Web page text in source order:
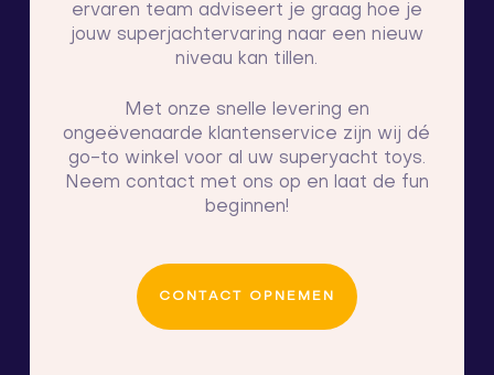
ervaren team adviseert je graag hoe je
jouw superjachtervaring naar een nieuw
niveau kan tillen.
Met onze snelle levering en
ongeëvenaarde klantenservice zijn wij dé
go-to winkel voor al uw superyacht toys.
Neem contact met ons op en laat de fun
beginnen!
CONTACT OPNEMEN